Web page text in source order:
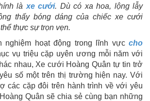
là xe cưới. Dù có xa hoa, lộng lẫy
thấy bóng dáng của chiếc xe cưới
thực sự trọn vẹn.
nghiệm hoạt động trong lĩnh vực cho
vụ triệu cặp uyên ương mỗi năm với
nhau, Xe cưới Hoàng Quân tự tin trở
số một trên thị trường hiện nay. Với
các cặp đôi trên hành trình về với yêu
Quân sẽ chia sẻ cùng bạn những